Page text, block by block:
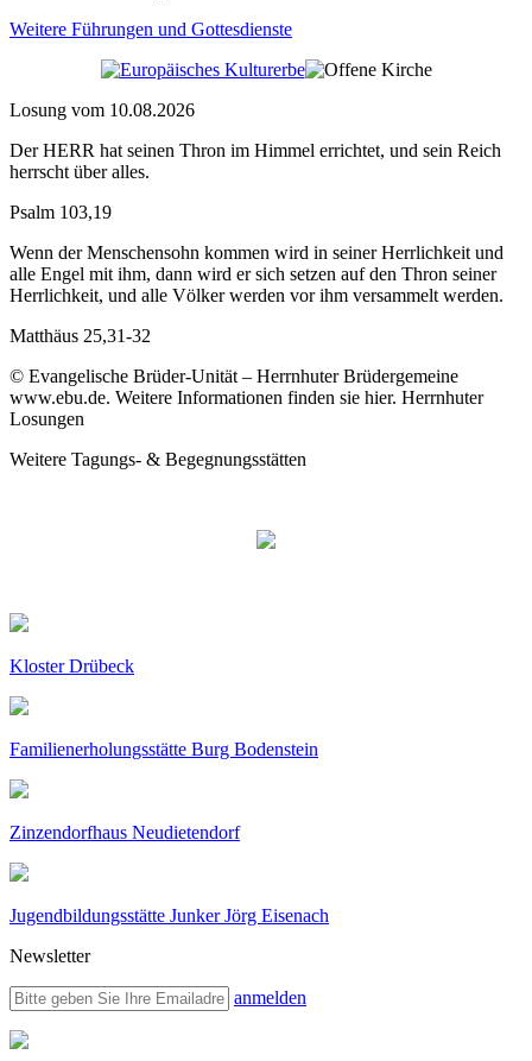
Weitere Führungen und Gottesdienste
Losung vom 10.08.2026
Der HERR hat seinen Thron im Himmel errichtet, und sein Reich
herrscht über alles.
Psalm 103,19
Wenn der Menschensohn kommen wird in seiner Herrlichkeit und
alle Engel mit ihm, dann wird er sich setzen auf den Thron seiner
Herrlichkeit, und alle Völker werden vor ihm versammelt werden.
Matthäus 25,31-32
© Evangelische Brüder-Unität – Herrnhuter Brüdergemeine
www.ebu.de. Weitere Informationen finden sie hier. Herrnhuter
Losungen
Weitere Tagungs- & Begegnungsstätten
Kloster Drübeck
Familienerholungsstätte Burg Bodenstein
Zinzendorfhaus Neudietendorf
Jugendbildungsstätte Junker Jörg Eisenach
Newsletter
anmelden